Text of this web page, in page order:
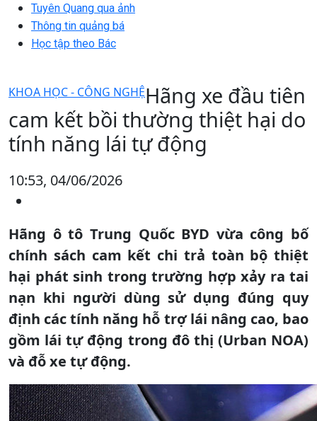
Tuyên Quang qua ảnh
Thông tin quảng bá
Học tập theo Bác
KHOA HỌC - CÔNG NGHỆHãng xe đầu tiên
cam kết bồi thường thiệt hại do
tính năng lái tự động
10:53, 04/06/2026
Hãng ô tô Trung Quốc BYD vừa công bố
chính sách cam kết chi trả toàn bộ thiệt
hại phát sinh trong trường hợp xảy ra tai
nạn khi người dùng sử dụng đúng quy
định các tính năng hỗ trợ lái nâng cao, bao
gồm lái tự động trong đô thị (Urban NOA)
và đỗ xe tự động.